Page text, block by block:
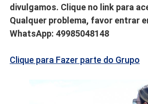
divulgamos. Clique no link para
Qualquer problema, favor entrar
WhatsApp: 49985048148
Clique para Fazer parte do Grupo